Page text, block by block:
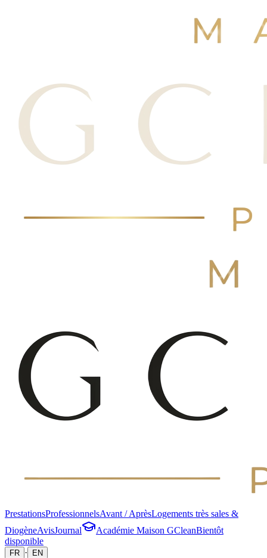
PrestationsProfessionnelsAvant / AprèsLogements très sales &
DiogèneAvisJournal Académie Maison GCleanBientôt
disponible
FR · EN